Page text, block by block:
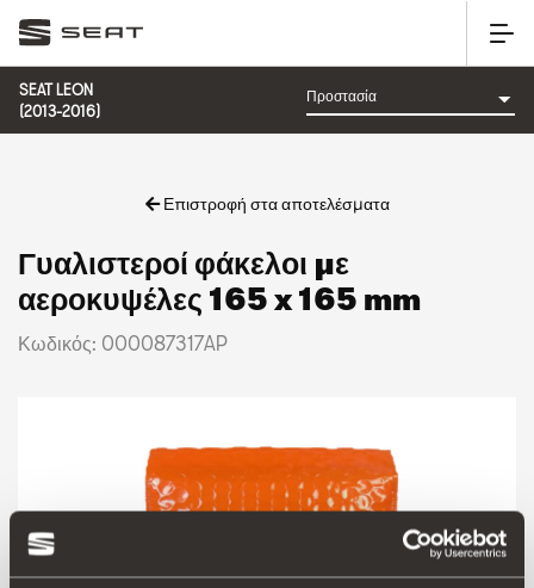
SEAT LEON
(2013-2016)
Επιστροφή στα αποτελέσματα
Γυαλιστεροί φάκελοι με
αεροκυψέλες 165 x 165 mm
Κωδικός: 000087317AP